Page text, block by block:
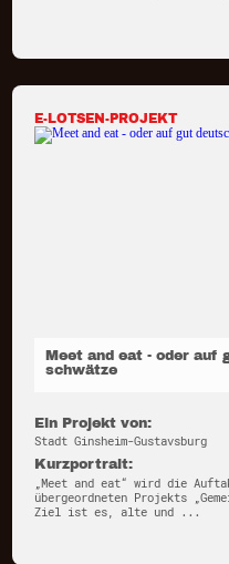
E-LOTSEN-PROJEKT
Meet and eat - oder auf
schwätze
Ein Projekt von:
Stadt Ginsheim-Gustavsburg
Kurzportrait:
„Meet and eat“ wird die
übergeordneten Projekts
Ziel ist es, alte und ...